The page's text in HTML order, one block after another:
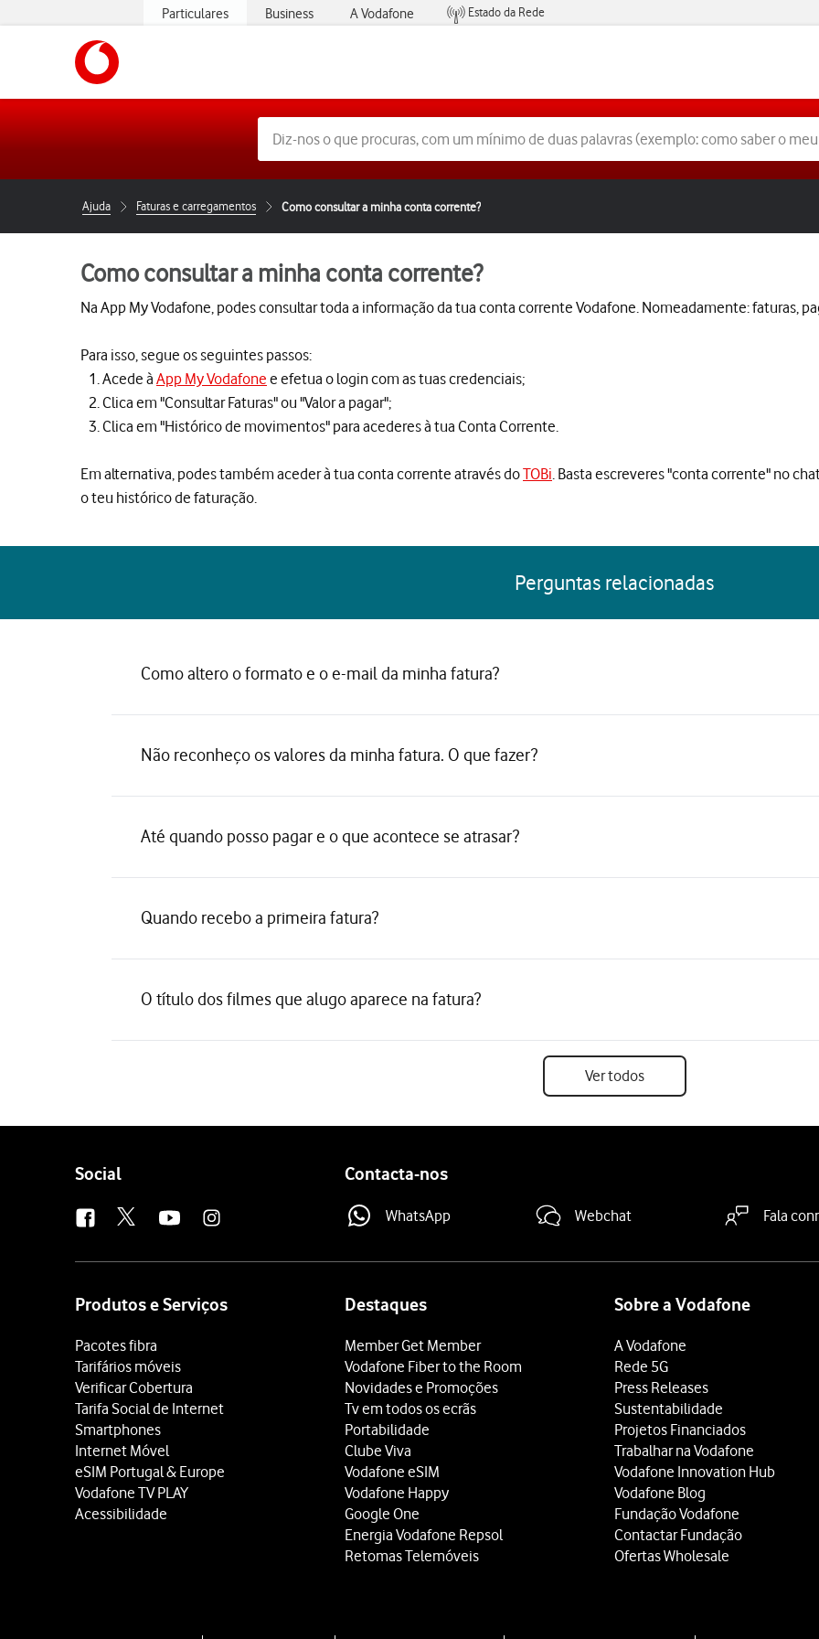
Particulares Business A Vodafone
Estado da Rede
Ajuda Faturas e carregamentos Como consultar a minha conta corrente?
Como consultar a minha conta corrente?
Na App My Vodafone, podes consultar toda a informação da tua conta corrente Vodafone. Nomeadamente: faturas,
Para isso, segue os seguintes passos:
Acede àApp My Vodafonee efetua o login com as tuas credenciais;
Clica em "Consultar Faturas" ou "Valor a pagar";
Clica em "Histórico de movimentos" para acederes à tua Conta Corrente.
Em alternativa, podes também aceder à tua conta corrente através doTOBi . Basta escreveres "conta corrente" no
o teu histórico de faturação.
Perguntas relacionadas
Como altero o formato e o e-mail da minha fatura?
Não reconheço os valores da minha fatura. O que fazer?
Até quando posso pagar e o que acontece se atrasar?
Quando recebo a primeira fatura?
O título dos filmes que alugo aparece na fatura?
Ver todos
Follow
Social Contacta-nos
WhatsApp Webchat Fala
Produtos e Serviços
Pacotes fibra
Tarifários móveis
Verificar Cobertura
Tarifa Social de Internet
Smartphones
Internet Móvel
eSIM Portugal & Europe
Vodafone TV PLAY
Acessibilidade
Destaques
Member Get Member
Vodafone Fiber to the Room
Novidades e Promoções
Tv em todos os ecrãs
Portabilidade
Clube Viva
Vodafone eSIM
Vodafone Happy
Google One
Energia Vodafone Repsol
Retomas Telemóveis
Sobre a Vodafone
A Vodafone
Rede 5G
Press Releases
Sustentabilidade
Projetos Financiados
Trabalhar na Vodafone
Vodafone Innovation Hub
Vodafone Blog
Fundação Vodafone
Contactar Fundação
Ofertas Wholesale